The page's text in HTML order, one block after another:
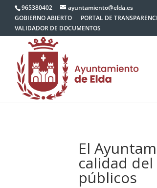
965380402
ayuntamiento@elda.es
GOBIERNO ABIERTO
PORTAL DE
VALIDADOR DE DOCUMENTOS
El
calidad
públicos